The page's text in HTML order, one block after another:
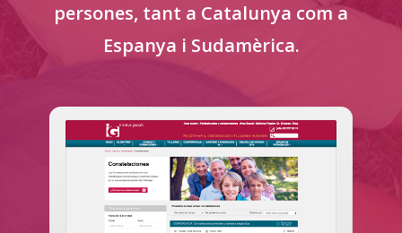
persones, tant a Catalunya com a
Espanya i Sudamèrica.